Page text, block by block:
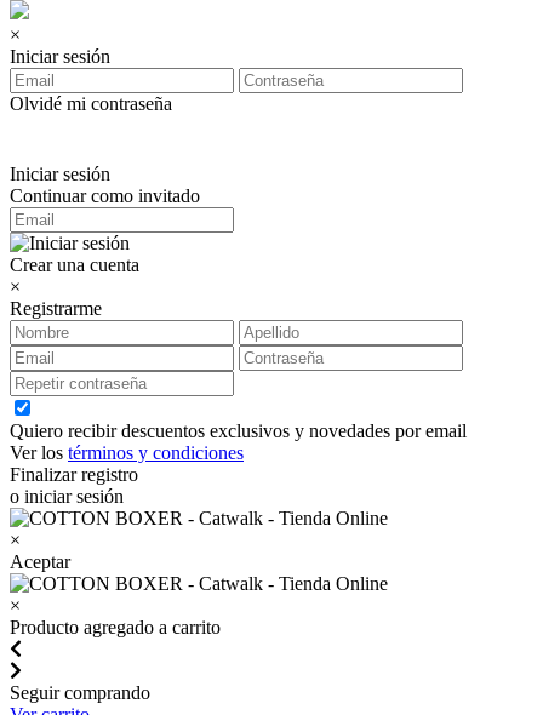
×
Iniciar sesión
Olvidé mi contraseña
Iniciar sesión
Continuar como invitado
Crear una cuenta
×
Registrarme
Quiero recibir descuentos exclusivos y novedades por email
Ver los términos y condiciones
Finalizar registro
o iniciar sesión
×
Aceptar
×
Producto agregado a carrito
Seguir comprando